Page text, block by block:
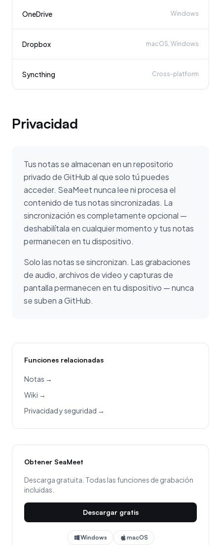
OneDrive Windows
Dropbox macOS, Windows
Syncthing Cross-platform
Privacidad
Tus notas se almacenan en un repositorio
privado de GitHub al que solo tú puedes
acceder. SeaMeet nunca lee ni procesa el
contenido de tus notas sincronizadas. La
sincronización es completamente opcional —
deshabilítala en cualquier momento y tus notas
permanecen en tu dispositivo.
Solo las notas se sincronizan. Las grabaciones
de audio, archivos de video y capturas de
pantalla permanecen en tu dispositivo — nunca
se suben a GitHub.
Funciones relacionadas
Notas →
Wiki →
Privacidad y seguridad →
Obtener SeaMeet
Descarga gratuita. Todas las funciones de grabación
incluidas.
Descargar gratis
Windows macOS